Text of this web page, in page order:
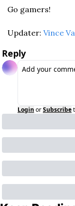
Go gamers!
Updater: Vince
Reply
Login orSubscribe